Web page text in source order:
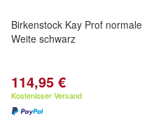
Birkenstock Kay Prof normale
Weite schwarz
114,95 €
Kostenloser Versand